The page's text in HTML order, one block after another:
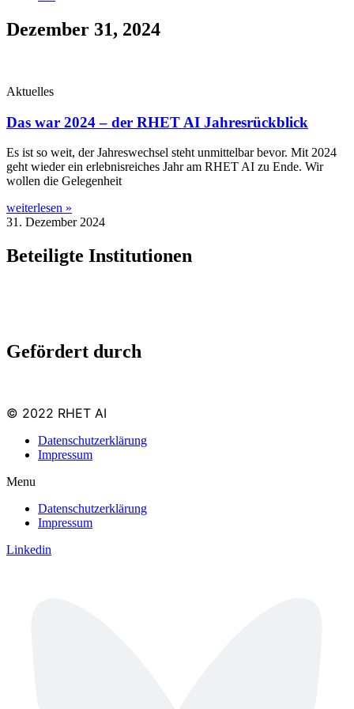
Dezember 31, 2024
Aktuelles
Das war 2024 – der RHET AI Jahresrückblick
Es ist so weit, der Jah­res­wech­sel steht unmit­tel­bar bevor. Mit 2024
geht wie­der ein erleb­nis­rei­ches Jahr am RHET AI zu Ende. Wir
wol­len die Gelegenheit
weiterlesen »
31. Dezember 2024
Beteiligte Institutionen
Gefördert durch
© 2022 RHET AI
Datenschutzerklärung
Impressum
Menu
Datenschutzerklärung
Impressum
Linkedin